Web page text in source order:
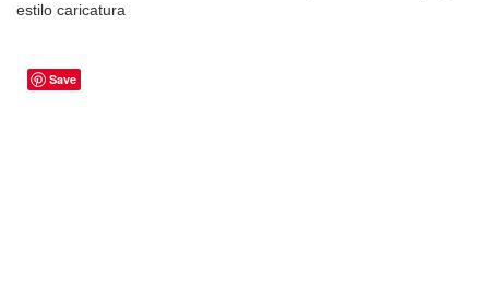
estilo caricatura
Save